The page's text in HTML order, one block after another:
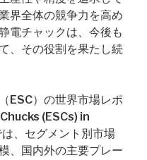
界全体の競争力を高め
電チャックは、今後も
、その役割を果たし続
ESC）の世界市場レポ
(ESCs) in
、セグメント別市場
、国内外の主要プレー